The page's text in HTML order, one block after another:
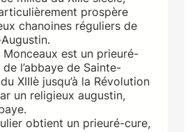
prospère
chanoines réguliers de
Monceaux est un prieuré-
l’abbaye de Sainte-
XIIIè jusqu’à la Révolution
un religieux augustin,
obtient un prieuré-cure,